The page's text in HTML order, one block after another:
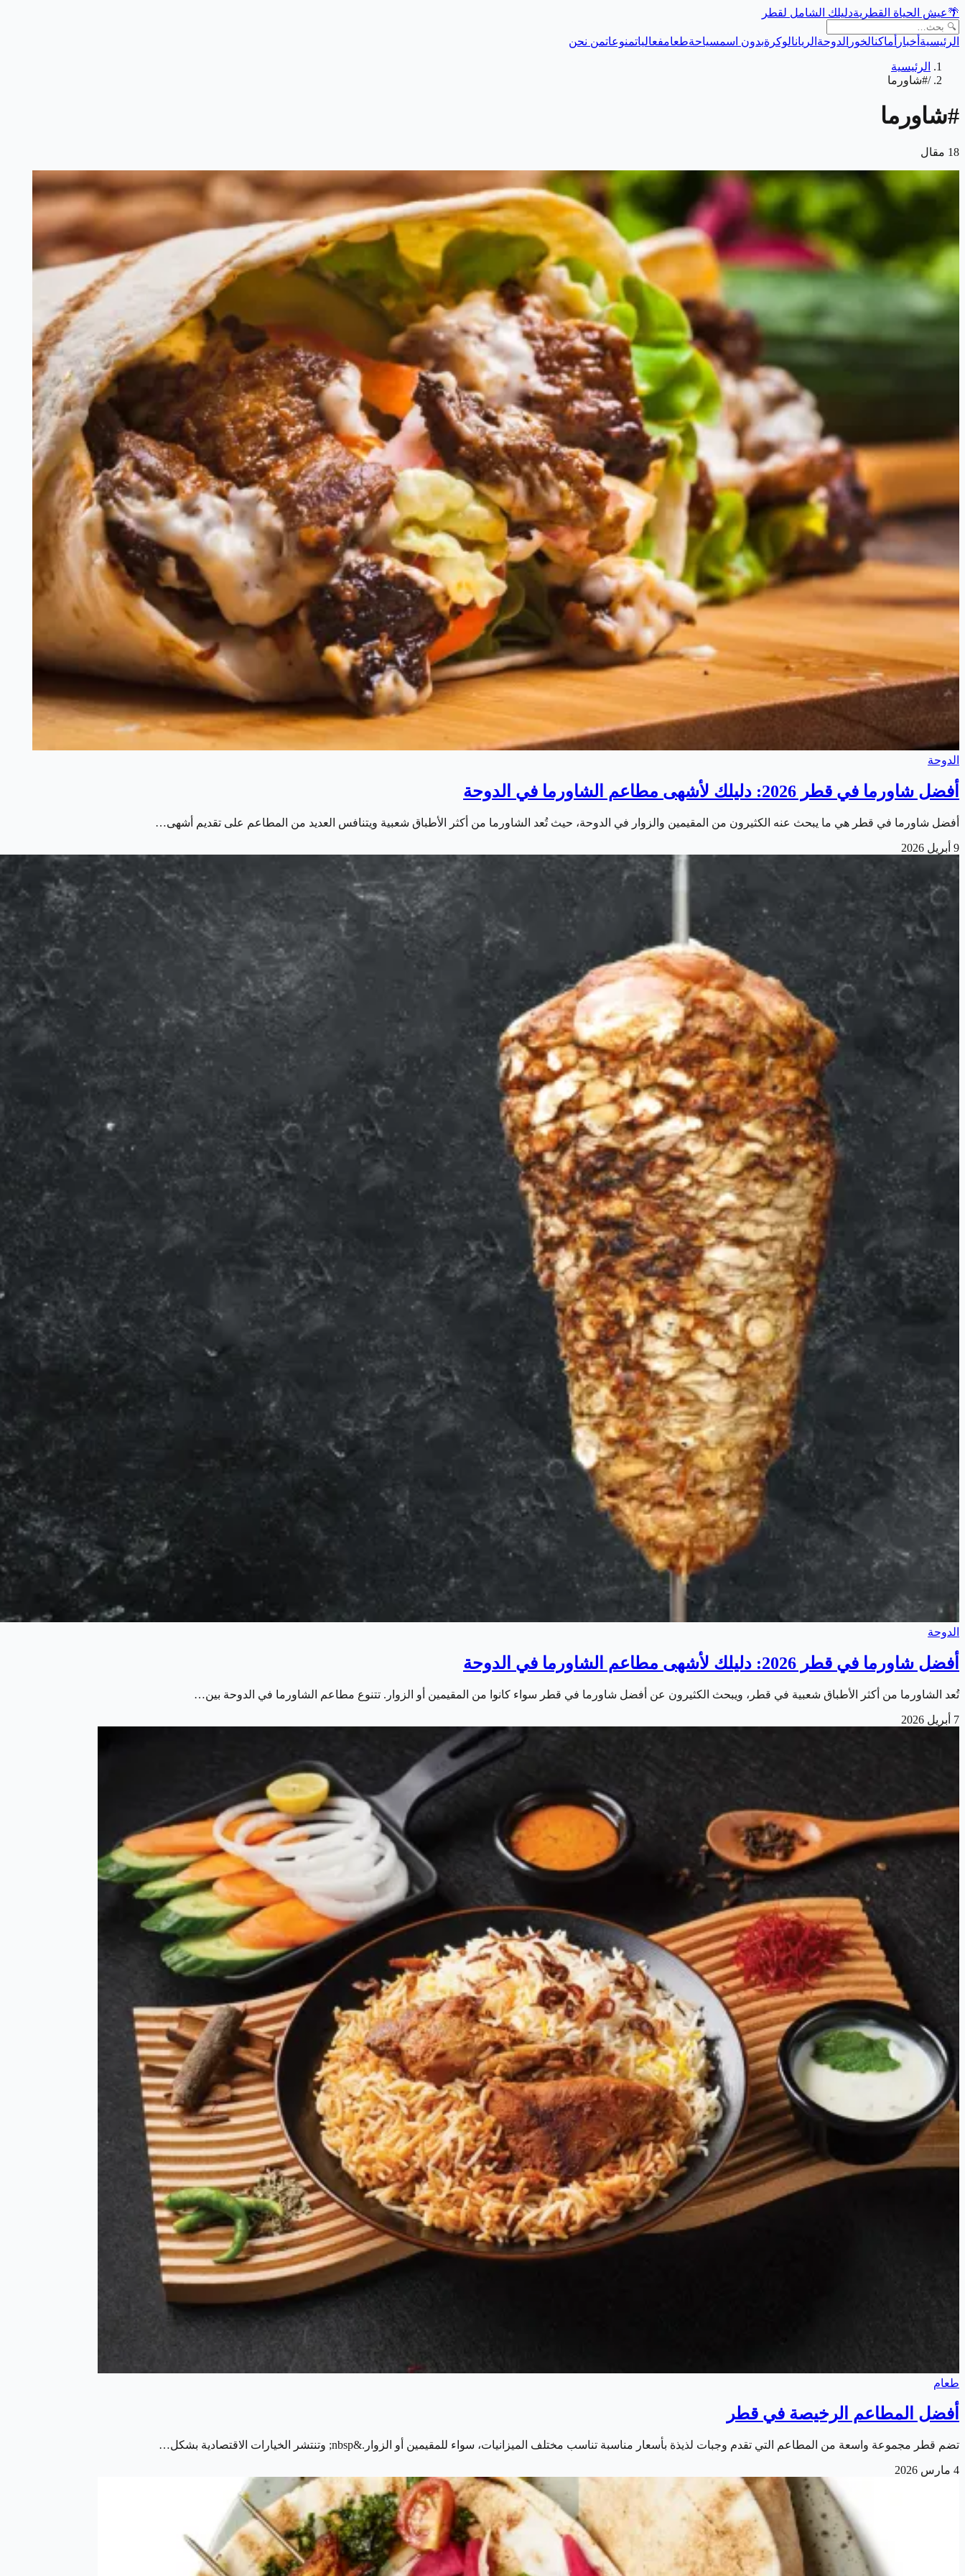
🌴عيش الحياة القطريةدليلك الشامل لقطر
الرئيسية أخبار أماكنالخور الدوحة الريانالوكرةبدون اسمسياحةطعامفعالياتمنوعاتمن نحن
الرئيسية
/#شاورما
#شاورما
18 مقال
الدوحة
أفضل شاورما في قطر 2026: دليلك لأشهى مطاعم الشاورما في الدوحة
أفضل شاورما في قطر هي ما يبحث عنه الكثيرون من المقيمين والزوار في الدوحة، حيث تُعد الشاورما من أكثر الأطباق شعبية ويتنافس العديد من المطاعم على تقديم أشهى…
9 أبريل 2026
الدوحة
أفضل شاورما في قطر 2026: دليلك لأشهى مطاعم الشاورما في الدوحة
تُعد الشاورما من أكثر الأطباق شعبية في قطر، ويبحث الكثيرون عن أفضل شاورما في قطر سواء كانوا من المقيمين أو الزوار. تتنوع مطاعم الشاورما في الدوحة بين…
7 أبريل 2026
طعام
أفضل المطاعم الرخيصة في قطر
تضم قطر مجموعة واسعة من المطاعم التي تقدم وجبات لذيذة بأسعار مناسبة تناسب مختلف الميزانيات، سواء للمقيمين أو الزوار.&nbsp; وتنتشر الخيارات الاقتصادية بشكل…
4 مارس 2026